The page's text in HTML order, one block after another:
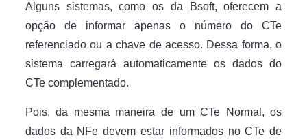
Alguns sistemas, como os da Bsoft, oferecem a
opção de informar apenas o número do CTe
referenciado ou a chave de acesso. Dessa forma, o
sistema carregará automaticamente os dados do
CTe complementado.
Pois, da mesma maneira de um CTe Normal, os
dados da NFe devem estar informados no CTe de